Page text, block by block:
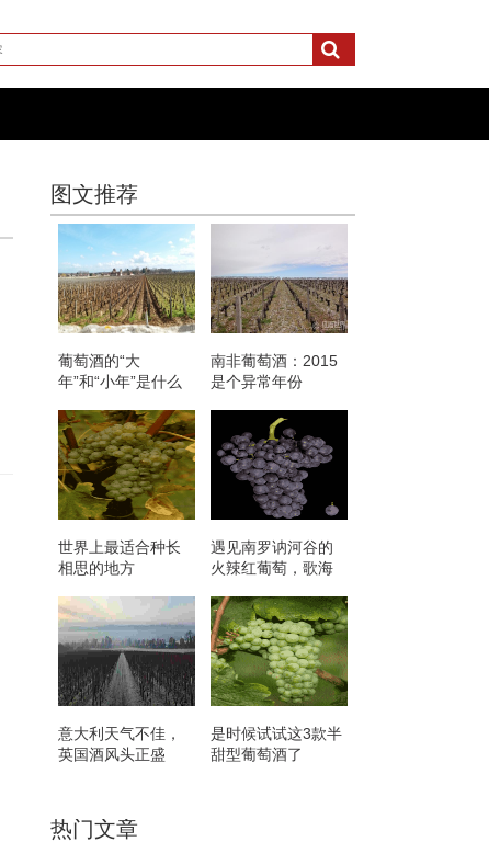
图文推荐
葡萄酒的“大
年”和“小年”是什么
南非葡萄酒：2015
是个异常年份
世界上最适合种长
相思的地方
遇见南罗讷河谷的
火辣红葡萄，歌海
意大利天气不佳，
英国酒风头正盛
是时候试试这3款半
甜型葡萄酒了
热门文章